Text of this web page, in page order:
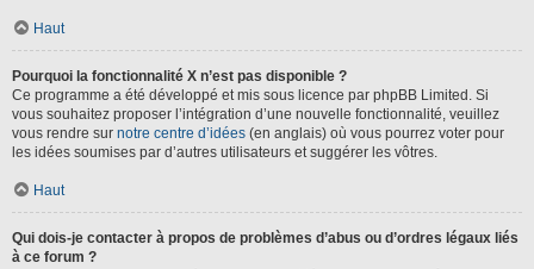
Haut
Pourquoi la fonctionnalité X n’est pas disponible ?
Ce programme a été développé et mis sous licence par phpBB Limited. Si
vous souhaitez proposer l’intégration d’une nouvelle fonctionnalité, veuillez
vous rendre sur notre centre d’idées (en anglais) où vous pourrez voter pour
les idées soumises par d’autres utilisateurs et suggérer les vôtres.
Haut
Qui dois-je contacter à propos de problèmes d’abus ou d’ordres légaux liés
à ce forum ?